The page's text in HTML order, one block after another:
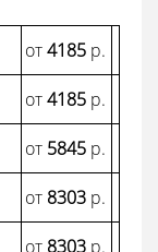
от4185 p.
от4185 p.
от 5845 p.
от 8303 p.
от 8303 p.